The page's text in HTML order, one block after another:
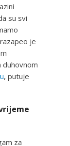
su svi
je
duhovnom
, putuje
za